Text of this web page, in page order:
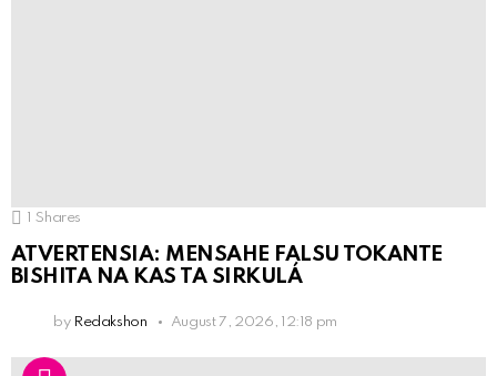
Shares
ATVERTENSIA: MENSAHE FALSU TOKANTE
BISHITA NA KAS TA SIRKULÁ
by Redakshon August 7, 2026, 12:18 pm